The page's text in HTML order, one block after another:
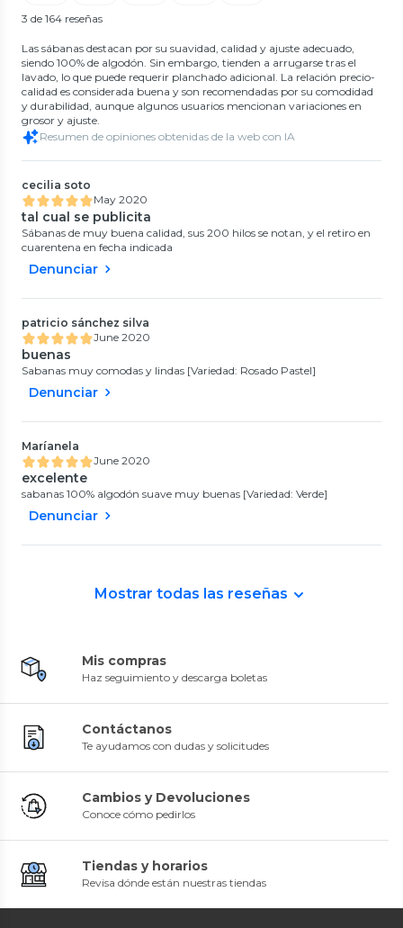
3 de 164 reseñas
Las sábanas destacan por su suavidad, calidad y ajuste adecuado,
siendo 100% de algodón. Sin embargo, tienden a arrugarse tras el
lavado, lo que puede requerir planchado adicional. La relación precio-
calidad es considerada buena y son recomendadas por su comodidad
y durabilidad, aunque algunos usuarios mencionan variaciones en
grosor y ajuste.
Resumen de opiniones obtenidas de la web con IA
cecilia soto
May 2020
tal cual se publicita
Sábanas de muy buena calidad, sus 200 hilos se notan, y el retiro en
cuarentena en fecha indicada
Denunciar
patricio sánchez silva
June 2020
buenas
Sabanas muy comodas y lindas [Variedad: Rosado Pastel]
Denunciar
Maríanela
June 2020
excelente
sabanas 100% algodón suave muy buenas [Variedad: Verde]
Denunciar
Mostrar todas las reseñas
Mis compras
Haz seguimiento y descarga boletas
Contáctanos
Te ayudamos con dudas y solicitudes
Cambios y Devoluciones
Conoce cómo pedirlos
Tiendas y horarios
Revisa dónde están nuestras tiendas